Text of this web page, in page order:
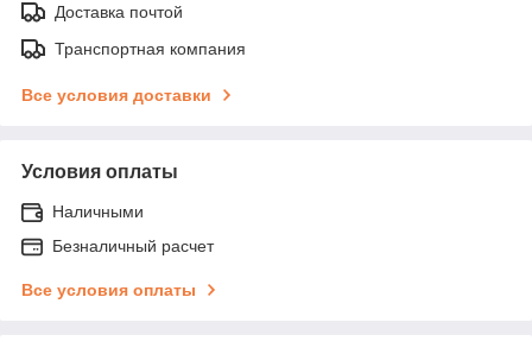
Доставка почтой
Транспортная компания
Все условия доставки
Условия оплаты
Наличными
Безналичный расчет
Все условия оплаты